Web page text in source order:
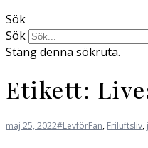
Sök
Sök
Stäng denna sökruta.
Etikett:
maj 25, 2022#LevförFan, Friluftsliv,